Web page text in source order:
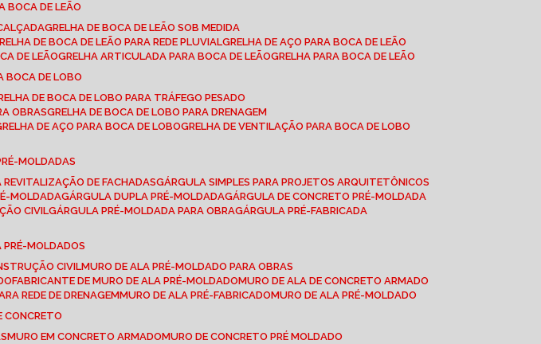
BOCA DE LEÃO
GRELHA DE BOCA DE LEÃO SOB MEDIDA
GRELHA DE BOCA DE LEÃO PARA REDE PLUVIAL
GRELHA DE AÇO PARA BOCA DE LEÃO
DE LEÃO GRELHA ARTICULADA PARA BOCA DE LEÃO
GRELHA PARA BOCA DE LEÃO
BOCA DE LOBO
DE BOCA DE LOBO PARA TRÁFEGO PESADO
OBRAS
GRELHA DE BOCA DE LOBO PARA DRENAGEM
GRELHA DE AÇO PARA BOCA DE LOBO
GRELHA DE VENTILAÇÃO PARA BOCA DE LOBO
MOLDADAS
REVITALIZAÇÃO DE FACHADAS
GÁRGULA SIMPLES PARA PROJETOS ARQUITETÔNICOS
MOLDADA GÁRGULA DUPLA PRÉ-MOLDADA
GÁRGULA DE CONCRETO PRÉ-MOLDADA
CIVIL GÁRGULA PRÉ-MOLDADA PARA OBRA
GÁRGULA PRÉ-FABRICADA
PRÉ-MOLDADOS
CIVIL
MURO DE ALA PRÉ-MOLDADO PARA OBRAS
FABRICANTE DE MURO DE ALA PRÉ-MOLDADO
MURO DE ALA DE CONCRETO ARMADO
REDE DE DRENAGEM MURO DE ALA PRÉ-FABRICADO
MURO DE ALA PRÉ-MOLDADO
CONCRETO
MURO EM CONCRETO ARMADO
MURO DE CONCRETO PRÉ MOLDADO